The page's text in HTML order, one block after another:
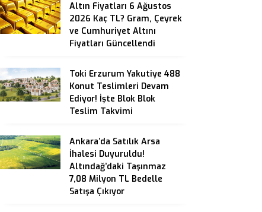
Altın Fiyatları 6 Ağustos
2026 Kaç TL? Gram, Çeyrek
ve Cumhuriyet Altını
Fiyatları Güncellendi
Toki Erzurum Yakutiye 488
Konut Teslimleri Devam
Ediyor! İşte Blok Blok
Teslim Takvimi
Ankara’da Satılık Arsa
İhalesi Duyuruldu!
Altındağ’daki Taşınmaz
7,08 Milyon TL Bedelle
Satışa Çıkıyor